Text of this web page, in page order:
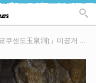
쿠센도玉泉洞)」미공개 ...